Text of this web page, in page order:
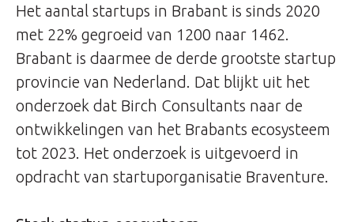
Het aantal startups in Brabant is sinds 2020
met 22% gegroeid van 1200 naar 1462.
Brabant is daarmee de derde grootste startup
provincie van Nederland. Dat blijkt uit het
onderzoek dat Birch Consultants naar de
ontwikkelingen van het Brabants ecosysteem
tot 2023. Het onderzoek is uitgevoerd in
opdracht van startuporganisatie Braventure.